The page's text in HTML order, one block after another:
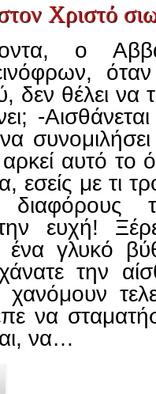
Χριστό
ο
δεν θέλει να
-
αυτό το
εσείς με τι
ευχή!
ένα γλυκό
την
να
να…